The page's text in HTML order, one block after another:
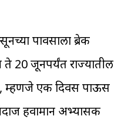
पावसाला ब्रेक
20 जूनपर्यंत राज्यातील
म्हणजे एक दिवस पाऊस
हवामान अभ्यासक